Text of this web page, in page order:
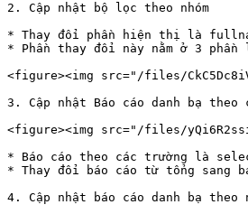
2. Cập nhật bộ lọc theo nhóm
* Thay đổi phần hiện thị là
* Phần thay đổi này nằm ở 3
<figure><img src="/files/
3. Cập nhật Báo cáo danh bạ
<figure><img src="/files/
* Báo cáo theo các trường là
* Thay đổi báo cáo từ tổng sang
4. Cập nhật báo cáo danh bạ theo